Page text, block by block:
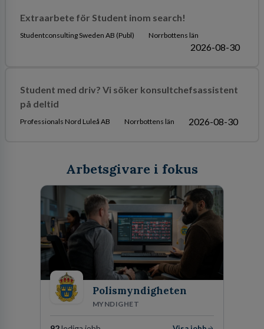
Extraarbete för Student inom search!
Studentconsulting Sweden AB (Publ) Norrbottens län
2026-08-30
Student med driv? Vi söker konsultchefsassistent
på deltid
Professionals Nord Luleå AB Norrbottens län 2026-08-30
Arbetsgivare i fokus
Polismyndigheten
MYNDIGHET